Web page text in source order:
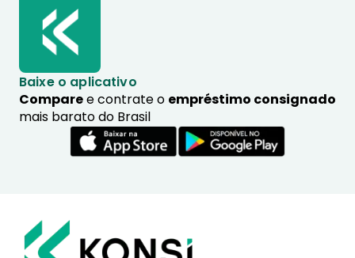
Baixe o aplicativo
Comparee contrate o empréstimo consignado
mais barato do Brasil